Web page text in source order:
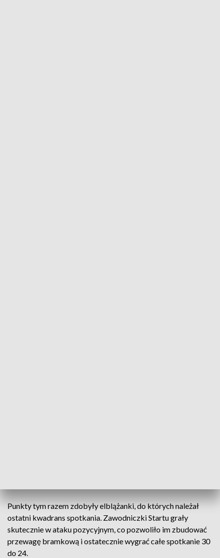
Punkty tym razem zdobyły elblążanki, do których należał
ostatni kwadrans spotkania. Zawodniczki Startu grały
skutecznie w ataku pozycyjnym, co pozwoliło im zbudować
przewagę bramkową i ostatecznie wygrać całe spotkanie 30
do 24.